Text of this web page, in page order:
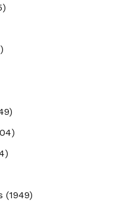
(1949)